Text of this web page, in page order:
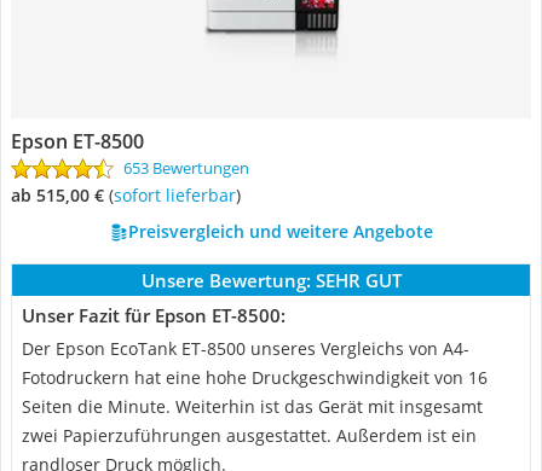
Epson ET-8500
653 Bewertungen
ab 515,00 € ( Sofort lieferbar)
Preisvergleich und weitere Angebote
Unsere Bewertung: SEHR GUT
Unser Fazit für Epson ET-8500:
Der Epson EcoTank ET-8500 unseres Vergleichs von A4-
Fotodruckern hat eine hohe Druckgeschwindigkeit von 16
Seiten die Minute. Weiterhin ist das Gerät mit insgesamt
zwei Papierzuführungen ausgestattet. Außerdem ist ein
randloser Druck möglich.